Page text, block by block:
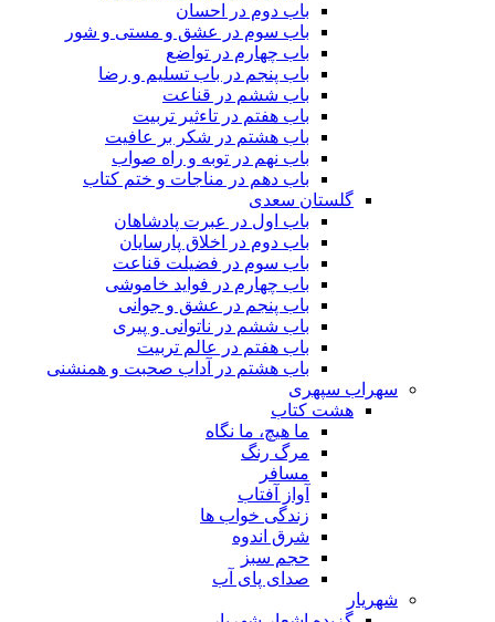
باب دوم در احسان
باب سوم در عشق و مستی و شور
باب چهارم در تواضع
باب پنجم در باب تسلیم و رضا
باب ششم در قناعت
باب هفتم در تاءثیر تربیت
باب هشتم در شکر بر عافیت
باب نهم در توبه و راه صواب
باب دهم در مناجات و ختم کتاب
گلستان سعدی
باب اول در عبرت پادشاهان
باب دوم در اخلاق پارسایان
باب سوم در فضیلت قناعت
باب چهارم در فواید خاموشى
باب پنجم در عشق و جوانى
باب ششم در ناتوانى و پیرى
باب هفتم در عالم تربیت
باب هشتم در آداب صحبت و همنشنى
سهراب سپهری
هشت کتاب
ما هیچ، ما نگاه
مرگ رنگ
مسافر
آواز آفتاب
زندگی خواب ها
شرق اندوه
حجم سبز
صدای پای آب
شهریار